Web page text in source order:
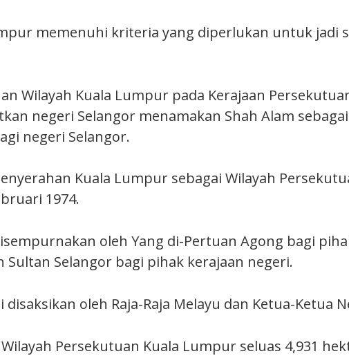
memenuhi kriteria yang diperlukan untuk jadi
Wilayah Kuala Lumpur pada Kerajaan
negeri Selangor menamakan Shah Alam
negeri Selangor.
Kuala Lumpur sebagai Wilayah
1974.
oleh Yang di-Pertuan Agong bagi
Sultan Selangor bagi pihak kerajaan negeri.
disaksikan oleh Raja-Raja Melayu dan Ketua-Ketua
Persekutuan Kuala Lumpur seluas 4,931